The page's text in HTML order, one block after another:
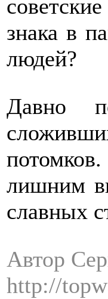
знака в
людей?
Давно
лишним
славных
Автор
http://